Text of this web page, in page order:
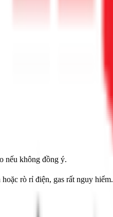
nếu không đồng ý.
rò rỉ điện, gas rất nguy hiểm.